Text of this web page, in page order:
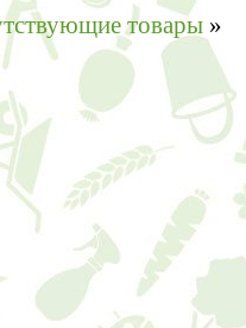
товары »